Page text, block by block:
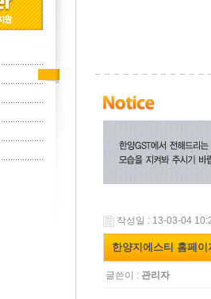
작성일 : 13-03-04
한양지에스티 홈페
글쓴이 : 관리자